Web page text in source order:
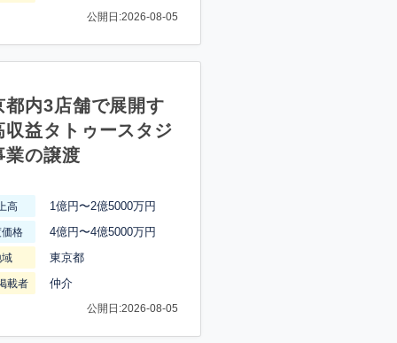
公開日:2026-08-05
都内3店舗で展開す
収益タトゥースタジ
業の譲渡
高 1億円〜2億5000万円
格 4億円〜4億5000万円
域 東京都
載者 仲介
公開日:2026-08-05